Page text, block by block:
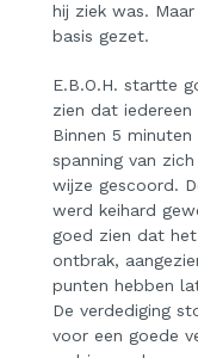
hij ziek was.
basis gezet.
E.B.O.H. startte
zien dat
Binnen 5
spanning van
wijze gescoord.
werd keihard
goed zien dat
ontbrak,
punten hebben
De verdediging
voor een goede